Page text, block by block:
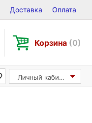
Доставка Оплата
Корзина (0)
Личный кабинет